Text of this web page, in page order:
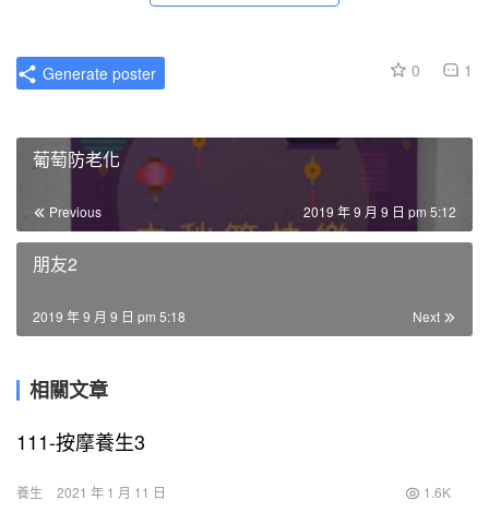
0 1
Generate poster
葡萄防老化
Previous 2019 年 9 月 9 日 pm 5:12
朋友2
Next
2019 年 9 月 9 日 pm 5:18
相關文章
111-按摩養生3
養生 2021 年 1 月 11 日 1.6K